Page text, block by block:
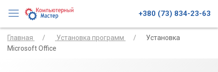
+380 (73) 834-23-63
Главная Установка программ
Установка
Microsoft Office